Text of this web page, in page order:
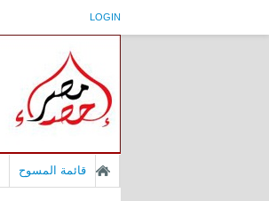
LOGIN
قائمة المسوح